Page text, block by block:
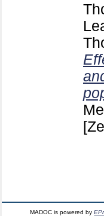
MADOC is powered by